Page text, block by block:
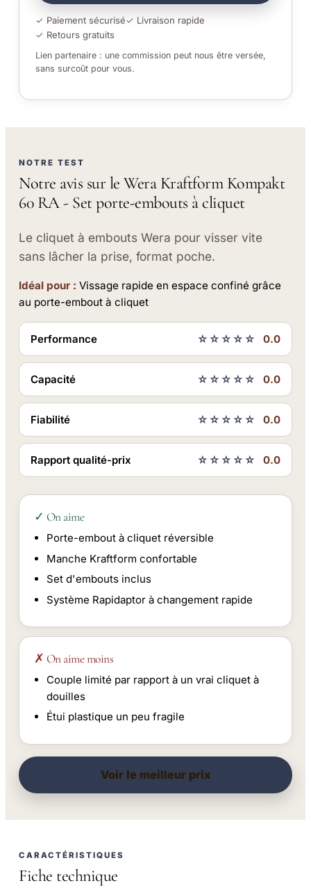
✓ Paiement sécurisé✓ Livraison rapide
✓ Retours gratuits
Lien partenaire : une commission peut nous être versée,
sans surcoût pour vous.
NOTRE TEST
Notre avis sur le Wera Kraftform Kompakt
60 RA - Set porte-embouts à cliquet
Le cliquet à embouts Wera pour visser vite
sans lâcher la prise, format poche.
Idéal pour : Vissage rapide en espace confiné grâce
au porte-embout à cliquet
Performance ☆☆☆☆☆ 0.0
Capacité ☆☆☆☆☆ 0.0
Fiabilité ☆☆☆☆☆ 0.0
Rapport qualité-prix ☆☆☆☆☆ 0.0
✓ On aime
Porte-embout à cliquet réversible
Manche Kraftform confortable
Set d'embouts inclus
Système Rapidaptor à changement rapide
✗ On aime moins
Couple limité par rapport à un vrai cliquet à
douilles
Étui plastique un peu fragile
Voir le meilleur prix
CARACTÉRISTIQUES
Fiche technique